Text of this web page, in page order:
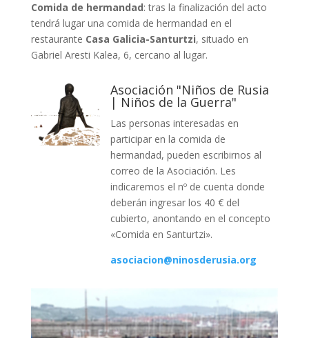
Comida de hermandad: tras la finalización del acto
tendrá lugar una comida de hermandad en el
restaurante Casa Galicia-Santurtzi, situado en
Gabriel Aresti Kalea, 6, cercano al lugar.
Asociación "Niños de Rusia
| Niños de la Guerra"
Las personas interesadas en
participar en la comida de
hermandad, pueden escribirnos al
correo de la Asociación. Les
indicaremos el nº de cuenta donde
deberán ingresar los 40 € del
cubierto, anontando en el concepto
«Comida en Santurtzi».
asociacion@ninosderusia.org